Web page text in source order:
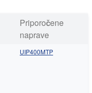
Priporočene
naprave
UIP400MTP